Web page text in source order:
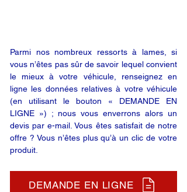
Parmi nos nombreux ressorts à lames, si
vous n’êtes pas sûr de savoir lequel convient
le mieux à votre véhicule, renseignez en
ligne les données relatives à votre véhicule
(en utilisant le bouton « DEMANDE EN
LIGNE ») ; nous vous enverrons alors un
devis par e-mail. Vous êtes satisfait de notre
offre ? Vous n’êtes plus qu’à un clic de votre
produit.
DEMANDE EN LIGNE